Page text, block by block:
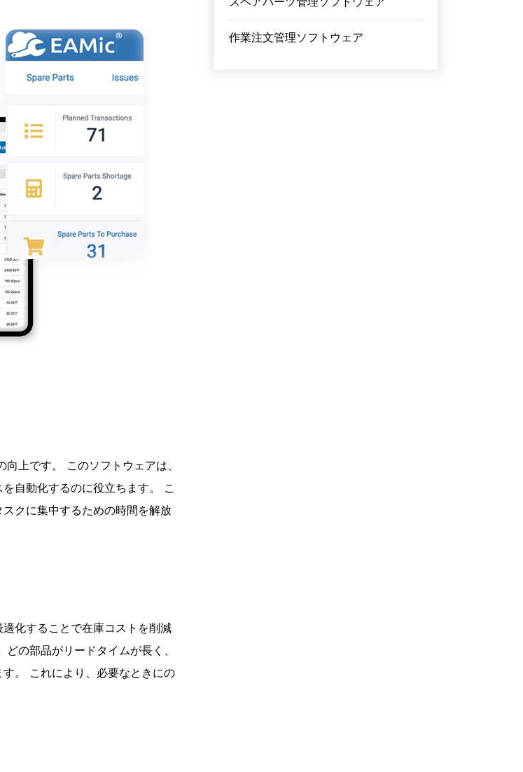
上です。 このソフトウェアは、
自動化するのに役立ちます。 こ
クに集中するための時間を解放
化することで在庫コストを削減
の部品がリードタイムが長く、
。 これにより、必要なときにの
作業注文管理ソフトウェア